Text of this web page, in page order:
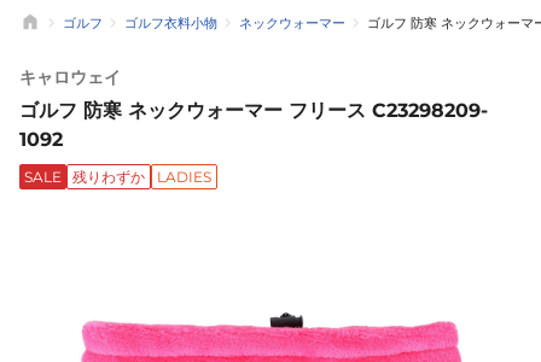
ゴルフ ゴルフ衣料小物 ネックウォーマー ゴルフ 防寒 ネックウォー
キャロウェイ
ゴルフ 防寒 ネックウォーマー フリース C23298209-
1092
SALE 残りわずか LADIES